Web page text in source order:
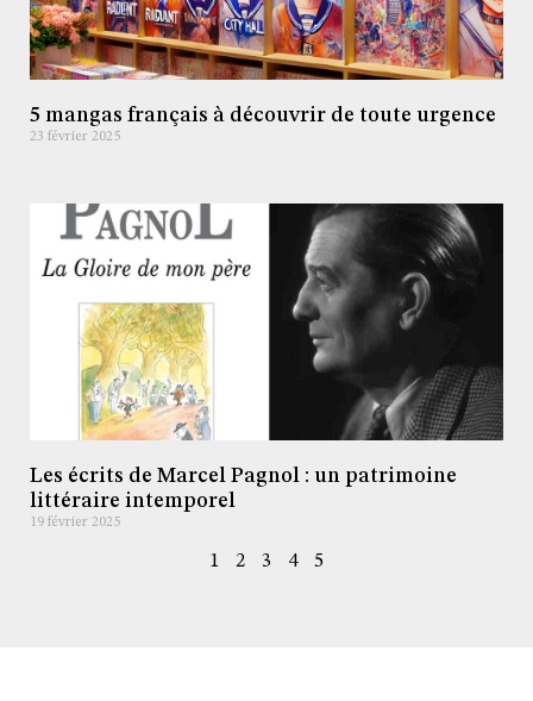
5 mangas français à découvrir de toute urgence
23 février 2025
Les écrits de Marcel Pagnol : un patrimoine
littéraire intemporel
19 février 2025
1 2 3 4 5